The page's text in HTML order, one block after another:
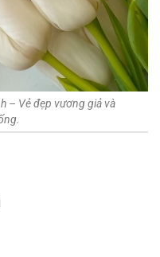
– Vẻ đẹp vương giả và